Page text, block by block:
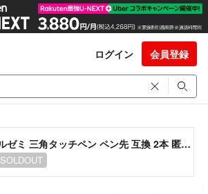
ログイン 会員登録
スマイルゼミ 三角タッチペン ペン先 互換 2本 匿名配送 翌日発送
SOLDOUT